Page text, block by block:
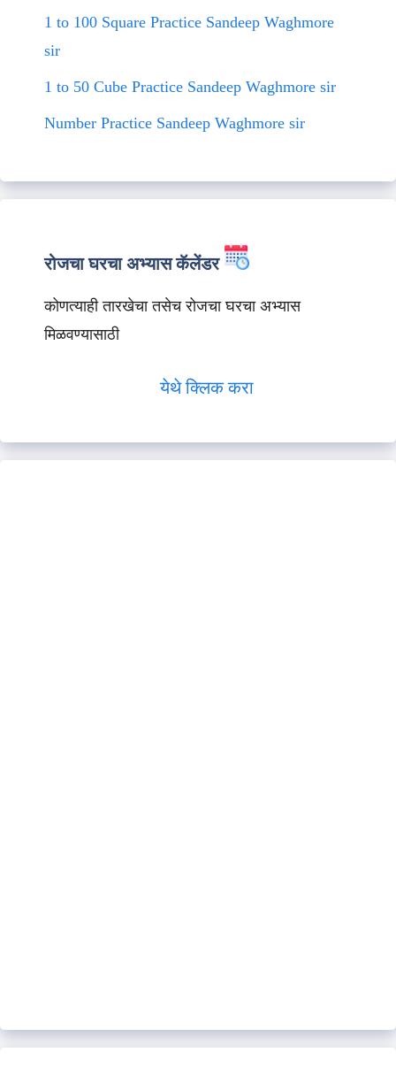
1 to 100 Square Practice Sandeep Waghmore
sir
1 to 50 Cube Practice Sandeep Waghmore sir
Number Practice Sandeep Waghmore sir
रोजचा घरचा अभ्यास कॅलेंडर
कोणत्याही तारखेचा तसेच रोजचा घरचा अभ्यास
मिळवण्यासाठी
येथे क्लिक करा